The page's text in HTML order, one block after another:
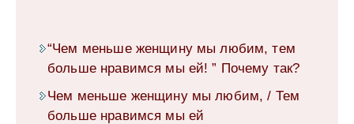
“Чем меньше женщину мы любим, тем
больше нравимся мы ей! ” Почему так?
Чем меньше женщину мы любим, / Тем
больше нравимся мы ей